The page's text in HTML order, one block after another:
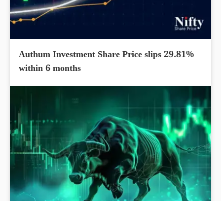
Authum Investment Share Price slips 29.81%
within 6 months